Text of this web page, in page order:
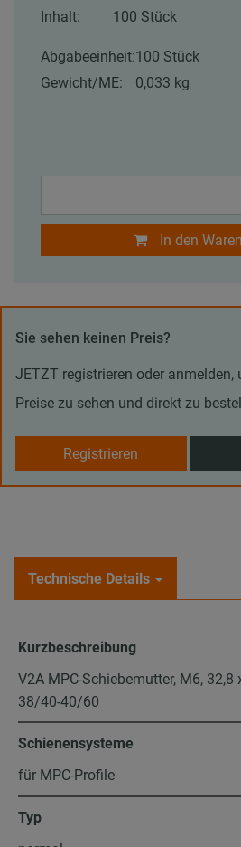
Inhalt:
100 Stück
Abgabeeinheit:100 Stück
Gewicht/ME:
0,033 kg
In den
Sie sehen keinen Preis?
JETZT registrieren oder anmelden,
Preise zu sehen und direkt zu
Registrieren
Technische Details
Kurzbeschreibung
V2A MPC-Schiebemutter, M6,
38/40-40/60
Schienensysteme
für MPC-Profile
Typ